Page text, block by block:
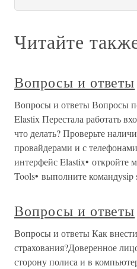
Читайте
Вопросы и ответы
Вопросы и ответы Вопросы
Elastix Перестала работать
что делать? Проверьте
провайдерами и с
интерфейс Elastix• откройте
Tools• выполните командуsip
Вопросы и ответы
Вопросы и ответы Как
страхования?Доверенное
сторону полиса и в